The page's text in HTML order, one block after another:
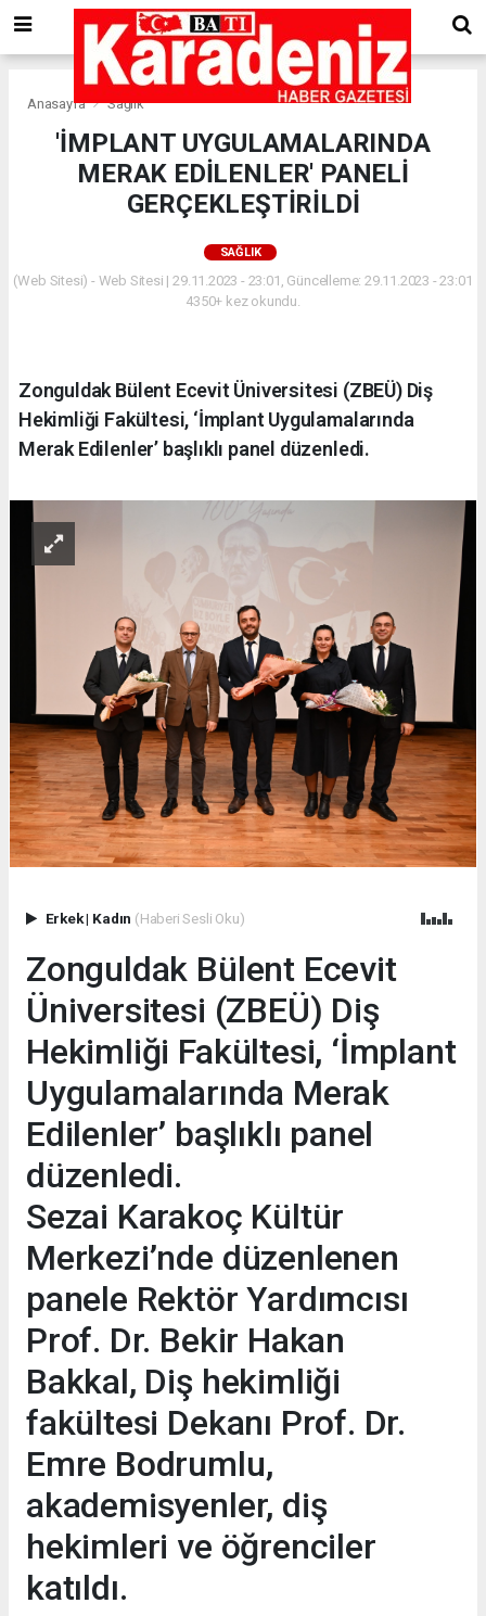
Anasayfa Sağlık
'İMPLANT UYGULAMALARINDA
MERAK EDİLENLER' PANELİ
GERÇEKLEŞTİRİLDİ
SAĞLIK
(Web Sitesi) - Web Sitesi | 29.11.2023 - 23:01, Güncelleme: 29.11.2023 - 23:01
4350+ kez okundu.
Zonguldak Bülent Ecevit Üniversitesi (ZBEÜ) Diş
Hekimliği Fakültesi, ‘İmplant Uygulamalarında
Merak Edilenler’ başlıklı panel düzenledi.
Erkek| Kadın (Haberi Sesli Oku)
Zonguldak Bülent Ecevit
Üniversitesi (ZBEÜ) Diş
Hekimliği Fakültesi, ‘İmplant
Uygulamalarında Merak
Edilenler’ başlıklı panel
düzenledi.
Sezai Karakoç Kültür
Merkezi’nde düzenlenen
panele Rektör Yardımcısı
Prof. Dr. Bekir Hakan
Bakkal, Diş hekimliği
fakültesi Dekanı Prof. Dr.
Emre Bodrumlu,
akademisyenler, diş
hekimleri ve öğrenciler
katıldı.